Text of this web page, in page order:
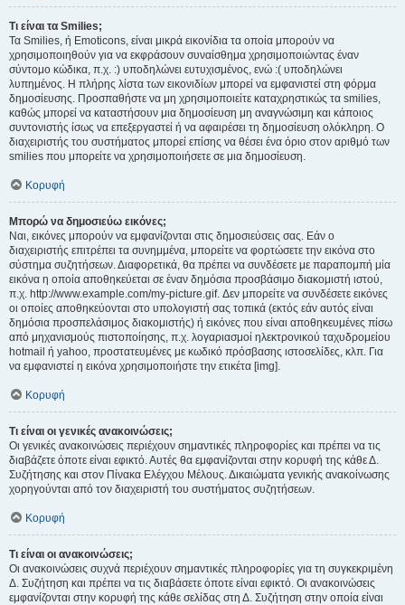
Τι είναι τα Smilies;
Τα Smilies, ή Emoticons, είναι μικρά εικονίδια τα οποία μπορούν να
χρησιμοποιηθούν για να εκφράσουν συναίσθημα χρησιμοποιώντας έναν
σύντομο κώδικα, π.χ. :) υποδηλώνει ευτυχισμένος, ενώ :( υποδηλώνει
λυπημένος. Η πλήρης λίστα των εικονιδίων μπορεί να εμφανιστεί στη φόρμα
δημοσίευσης. Προσπαθήστε να μη χρησιμοποιείτε καταχρηστικώς τα smilies,
καθώς μπορεί να καταστήσουν μια δημοσίευση μη αναγνώσιμη και κάποιος
συντονιστής ίσως να επεξεργαστεί ή να αφαιρέσει τη δημοσίευση ολόκληρη. Ο
διαχειριστής του συστήματος μπορεί επίσης να θέσει ένα όριο στον αριθμό των
smilies που μπορείτε να χρησιμοποιήσετε σε μια δημοσίευση.
Κορυφή
Μπορώ να δημοσιεύω εικόνες;
Ναι, εικόνες μπορούν να εμφανίζονται στις δημοσιεύσεις σας. Εάν ο
διαχειριστής επιτρέπει τα συνημμένα, μπορείτε να φορτώσετε την εικόνα στο
σύστημα συζητήσεων. Διαφορετικά, θα πρέπει να συνδέσετε με παραπομπή μία
εικόνα η οποία αποθηκεύεται σε έναν δημόσια προσβάσιμο διακομιστή ιστού,
π.χ. http://www.example.com/my-picture.gif. Δεν μπορείτε να συνδέσετε εικόνες
οι οποίες αποθηκεύονται στο υπολογιστή σας τοπικά (εκτός εάν αυτός είναι
δημόσια προσπελάσιμος διακομιστής) ή εικόνες που είναι αποθηκευμένες πίσω
από μηχανισμούς πιστοποίησης, π.χ. λογαριασμοί ηλεκτρονικού ταχυδρομείου
hotmail ή yahoo, προστατευμένες με κωδικό πρόσβασης ιστοσελίδες, κλπ. Για
να εμφανιστεί η εικόνα χρησιμοποιήστε την ετικέτα [img].
Κορυφή
Τι είναι οι γενικές ανακοινώσεις;
Οι γενικές ανακοινώσεις περιέχουν σημαντικές πληροφορίες και πρέπει να τις
διαβάζετε όποτε είναι εφικτό. Αυτές θα εμφανίζονται στην κορυφή της κάθε Δ.
Συζήτησης και στον Πίνακα Ελέγχου Μέλους. Δικαιώματα γενικής ανακοίνωσης
χορηγούνται από τον διαχειριστή του συστήματος συζητήσεων.
Κορυφή
Τι είναι οι ανακοινώσεις;
Οι ανακοινώσεις συχνά περιέχουν σημαντικές πληροφορίες για τη συγκεκριμένη
Δ. Συζήτηση και πρέπει να τις διαβάσετε όποτε είναι εφικτό. Οι ανακοινώσεις
εμφανίζονται στην κορυφή της κάθε σελίδας στη Δ. Συζήτηση στην οποία είναι